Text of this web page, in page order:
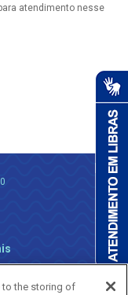
atendimento nesse
to the storing of